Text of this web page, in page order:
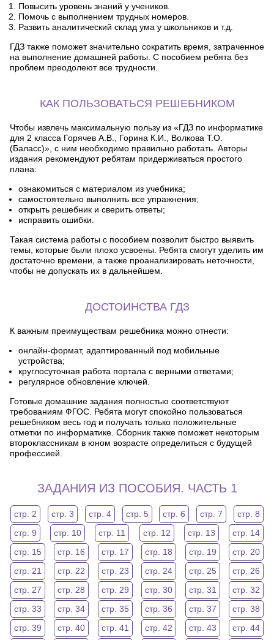
Повысить уровень знаний у учеников.
Помочь с выполнением трудных номеров.
Развить аналитический склад ума у школьников и т.д.
ГДЗ также поможет значительно сократить время, затраченное
на выполнение домашней работы. С пособием ребята без
проблем преодолеют все трудности.
КАК ПОЛЬЗОВАТЬСЯ РЕШЕБНИКОМ
Чтобы извлечь максимальную пользу из «ГДЗ по информатике
для 2 класса Горячев А.В., Горина К.И., Волкова Т.О.
(Баласс)», с ним необходимо правильно работать. Авторы
издания рекомендуют ребятам придерживаться простого
плана:
ознакомиться с материалом из учебника;
самостоятельно выполнить все упражнения;
открыть решебник и сверить ответы;
исправить ошибки.
Такая система работы с пособием позволит быстро выявить
темы, которые были плохо усвоены. Ребята смогут уделить им
достаточно времени, а также проанализировать неточности,
чтобы не допускать их в дальнейшем.
ДОСТОИНСТВА ГДЗ
К важным преимуществам решебника можно отнести:
онлайн-формат, адаптированный под мобильные
устройства;
круглосуточная работа портала с верными ответами;
регулярное обновление ключей.
Готовые домашние задания полностью соответствуют
требованиям ФГОС. Ребята могут спокойно пользоваться
решебником весь год и получать только положительные
отметки по информатике. Сборник также поможет некоторым
второклассникам в юном возрасте определиться с будущей
профессией.
ЗАДАНИЯ ИЗ ПОСОБИЯ. ЧАСТЬ 1
стр. 2 стр. 3 стр. 4 стр. 5 стр. 6 стр. 7
стр. 8
стр. 9
стр. 10 стр. 11 стр. 12 стр. 13
стр. 14
стр. 15
стр. 16 стр. 17 стр. 18 стр. 19
стр. 20
стр. 21
стр. 22 стр. 23 стр. 24 стр. 25
стр. 26
стр. 27
стр. 28 стр. 29 стр. 30 стр. 31
стр. 32
стр. 33
стр. 34 стр. 35 стр. 36 стр. 37
стр. 38
стр. 39
стр. 40 стр. 41 стр. 42 стр. 43
стр. 44